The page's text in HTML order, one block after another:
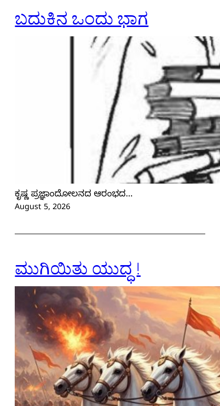
ಬದುಕಿನ ಒಂದು ಭಾಗ
ಕೃಷ್ಣ ಪ್ರಜ್ಞಾಂದೋಲನದ ಆರಂಭದ…
August 5, 2026
ಮುಗಿಯಿತು ಯುದ್ಧ !